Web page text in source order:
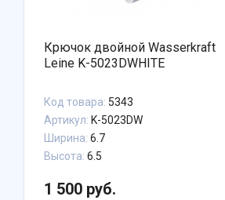
Крючок двойной Wasserkraft
Leine K-5023DWHITE
Код товара: 5343
Артикул: K-5023DW
Ширина: 6.7
Высота: 6.5
1 500 руб.